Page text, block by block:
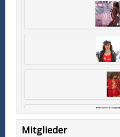
Mitglieder